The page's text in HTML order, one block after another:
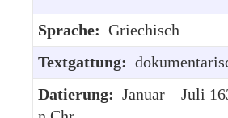
Sprache: Griechisch
Textgattung:
Datierung: Januar – Juli